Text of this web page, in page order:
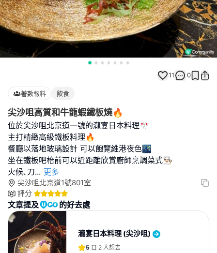
11 0
著數報料 飲食
尖沙咀高質和牛龍蝦鐵板燒🔥
位於尖沙咀北京道一號的瀧宴日本料理🎌
主打精緻高級鐵板料理🔥
餐廳以落地玻璃設計 可以飽覽維港夜色🌃
坐在鐵板吧枱前可以近距離欣賞廚師烹調菜式👨🏻‍🍳
火候､刀... 更多
尖沙咀北京道1號801室
評分
文章提及 的好去處
瀧宴日本料理 (尖沙咀)
5 2 人想去